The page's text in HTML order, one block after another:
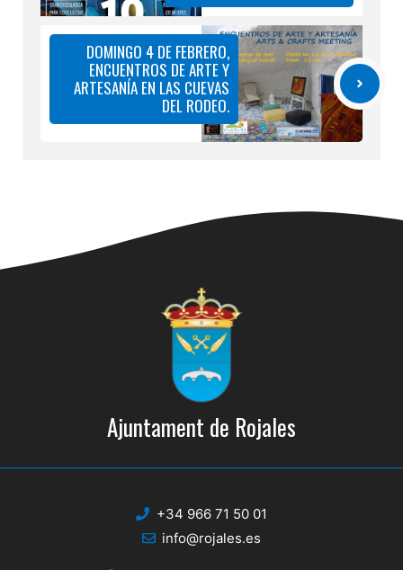
DOMINGO 4 DE FEBRERO,
ENCUENTROS DE ARTE Y
ARTESANÍA EN LAS CUEVAS
DEL RODEO.
Ajuntament de Rojales
+34 966 71 50 01
info@rojales.es